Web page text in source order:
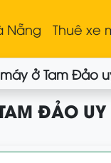
Nẵng Thuê xe
ở Tam Đảo
ĐẢO